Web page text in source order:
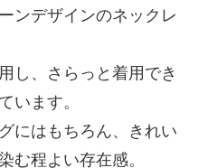
ンデザインのネックレ
し、さらっと着用でき
います。
にはもちろん、きれい
む程よい存在感。